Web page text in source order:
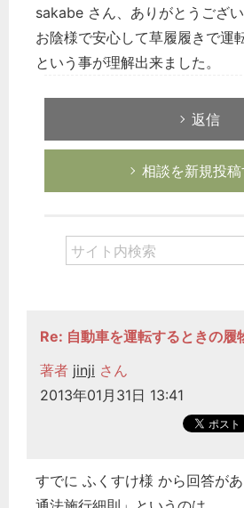
sakabe さん、ありがとうござい
お陰様で安心して草履履きで運
という事が理解出来ました。
返信
相談を新規投稿
Re: 自動車を運転するときの履
著者 jinji さん
2013年01月31日 13:41
すでに ふくすけ様 から回答が